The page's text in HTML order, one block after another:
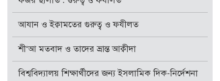
আযান ও ইক্বামতের গুরুত্ব ও ফযীলত
শী‘আ মতবাদ ও তাদের ভ্রান্ত আক্বীদা
বিশ্ববিদ্যালয় শিক্ষার্থীদের জন্য ইসলামিক দিক-নির্দেশনা